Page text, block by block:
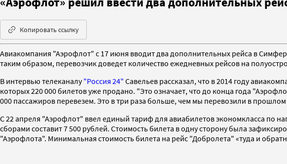
Копировать ссылку
Авиакомпания "Аэрофлот" с 17 июня вводит два дополнительных рейса в
таким образом, перевозчик доведет количество ежедневных рейсов на
В интервью телеканалу"Россия 24" Савельев рассказал, что в 2014 году
которых 220 000 билетов уже продано. "Это означает, что до конца года
000 пассажиров перевезем. Это в три раза больше, чем мы перевозили в
С 22 апреля "Аэрофлот" ввел единый тариф для авиабилетов экономкласса по
сборами составит 7 500 рублей. Стоимость билета в одну сторону была
"Аэрофлота". Минимальная стоимость билета на рейс "Добролета" «туда и